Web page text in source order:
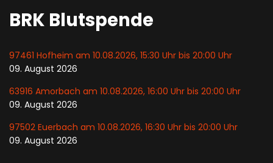
BRK Blutspende
97461 Hofheim am 10.08.2026, 15:30 Uhr bis 20:00 Uhr
09. August 2026
63916 Amorbach am 10.08.2026, 16:00 Uhr bis 20:00 Uhr
09. August 2026
97502 Euerbach am 10.08.2026, 16:30 Uhr bis 20:00 Uhr
09. August 2026